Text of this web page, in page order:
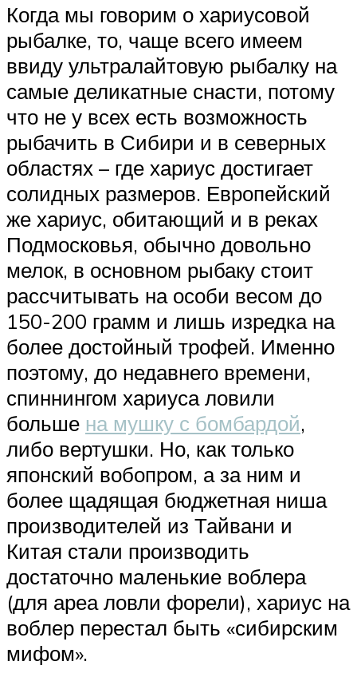
Когда мы говорим о хариусовой
рыбалке, то, чаще всего имеем
ввиду ультралайтовую рыбалку на
самые деликатные снасти, потому
что не у всех есть возможность
рыбачить в Сибири и в северных
областях – где хариус достигает
солидных размеров. Европейский
же хариус, обитающий и в реках
Подмосковья, обычно довольно
мелок, в основном рыбаку стоит
рассчитывать на особи весом до
150-200 грамм и лишь изредка на
более достойный трофей. Именно
поэтому, до недавнего времени,
спиннингом хариуса ловили
больше на мушку с бомбардой,
либо вертушки. Но, как только
японский вобопром, а за ним и
более щадящая бюджетная ниша
производителей из Тайвани и
Китая стали производить
достаточно маленькие воблера
(для ареа ловли форели), хариус на
воблер перестал быть «сибирским
мифом».